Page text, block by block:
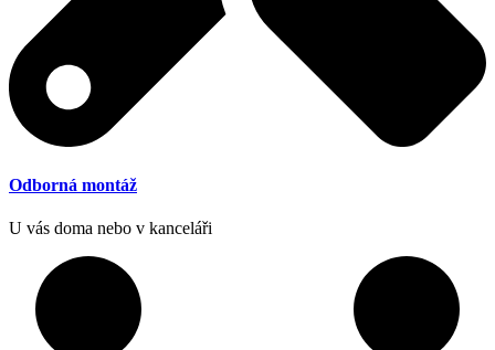
Odborná montáž
U vás doma nebo v kanceláři